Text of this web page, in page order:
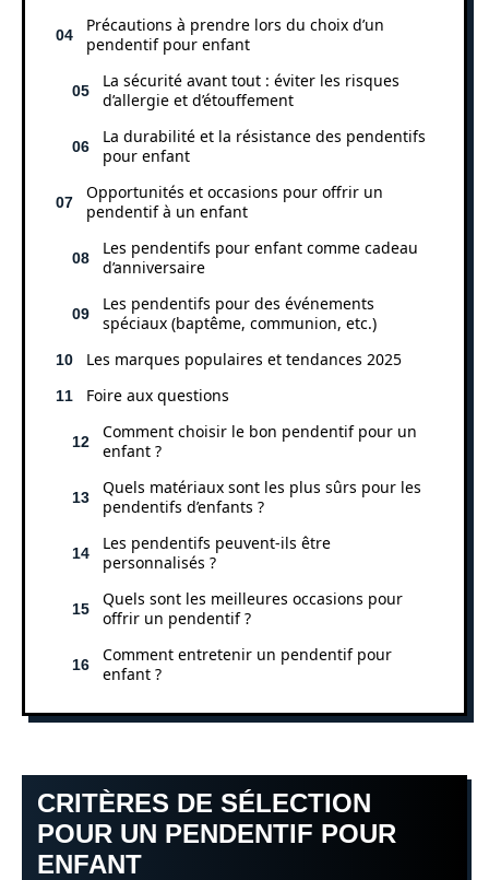
Précautions à prendre lors du choix d’un
pendentif pour enfant
La sécurité avant tout : éviter les risques
d’allergie et d’étouffement
La durabilité et la résistance des pendentifs
pour enfant
Opportunités et occasions pour offrir un
pendentif à un enfant
Les pendentifs pour enfant comme cadeau
d’anniversaire
Les pendentifs pour des événements
spéciaux (baptême, communion, etc.)
Les marques populaires et tendances 2025
Foire aux questions
Comment choisir le bon pendentif pour un
enfant ?
Quels matériaux sont les plus sûrs pour les
pendentifs d’enfants ?
Les pendentifs peuvent-ils être
personnalisés ?
Quels sont les meilleures occasions pour
offrir un pendentif ?
Comment entretenir un pendentif pour
enfant ?
CRITÈRES DE SÉLECTION
POUR UN PENDENTIF POUR
ENFANT